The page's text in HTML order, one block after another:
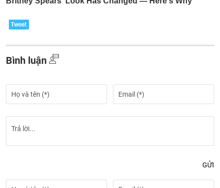
Bình luận
GỬI